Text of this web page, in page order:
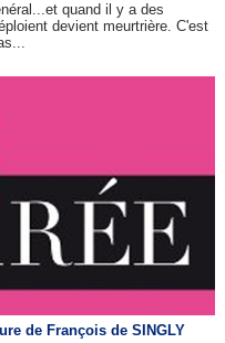
quand il y a des
devient meurtrière. C'est
de François de SINGLY